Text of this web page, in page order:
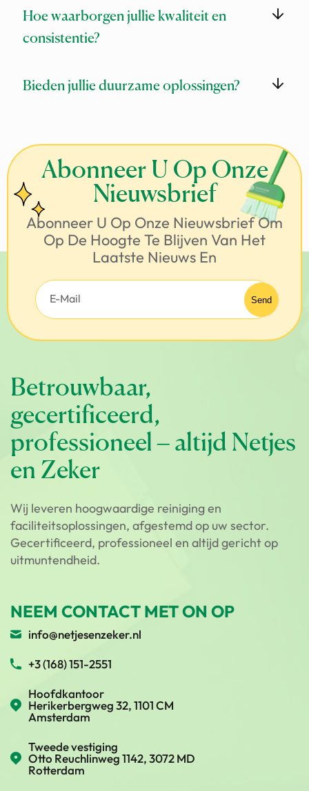
specifieke regio’s, neem gerust contact op met
ons team.
Hoe waarborgen jullie kwaliteit en
consistentie?
inspecties, professioneel personeel en
Bieden jullie duurzame oplossingen?
vriendelijke producten, energiezuinige methodes
en accepteren innovatieve technologieën om
milieu-impact te verminderen.
Abonneer U Op Onze
Nieuwsbrief
Abonneer U Op Onze Nieuwsbrief Om
Op De Hoogte Te Blijven Van Het
Laatste Nieuws En
Betrouwbaar,
gecertificeerd,
professioneel – altijd Netjes
en Zeker
Wij leveren hoogwaardige reiniging en
faciliteitsoplossingen, afgestemd op uw sector.
Gecertificeerd, professioneel en altijd gericht op
uitmuntendheid.
NEEM CONTACT MET ON OP
info@netjesenzeker.nl
+3 (168) 151-2551
Hoofdkantoor
Herikerbergweg 32, 1101 CM
Amsterdam
Tweede vestiging
Otto Reuchlinweg 1142, 3072 MD
Rotterdam